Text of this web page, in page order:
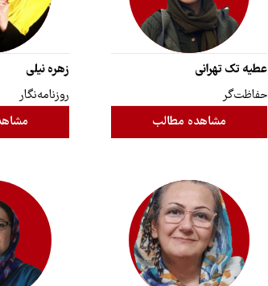
عطیه تک تهرانی
حفاظت‌گر
مشاهده مطالب
زهره نیلی
روزنامه‌نگار